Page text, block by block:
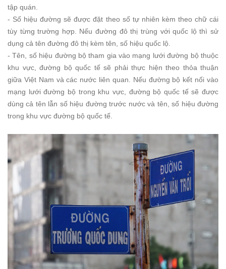
tập quán.
- Số hiệu đường sẽ được đặt theo số tự nhiên kèm theo chữ cái
tùy từng trường hợp. Nếu đường đô thị trùng với quốc lộ thì sử
dụng cả tên đường đô thị kèm tên, số hiệu quốc lộ.
- Tên, số hiệu đường bộ tham gia vào mạng lưới đường bộ thuộc
khu vực, đường bộ quốc tế sẽ phải thực hiện theo thỏa thuận
giữa Việt Nam và các nước liên quan. Nếu đường bộ kết nối vào
mạng lưới đường bộ trong khu vực, đường bộ quốc tế sẽ được
dùng cả tên lẫn số hiệu đường trước nước và tên, số hiệu đường
trong khu vực đường bộ quốc tế.